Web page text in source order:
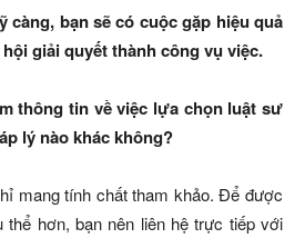
càng, bạn sẽ có cuộc gặp hiệu quả
giải quyết thành công vụ việc.
thông tin về việc lựa chọn luật sư
lý nào khác không?
mang tính chất tham khảo. Để được
hơn, bạn nên liên hệ trực tiếp với